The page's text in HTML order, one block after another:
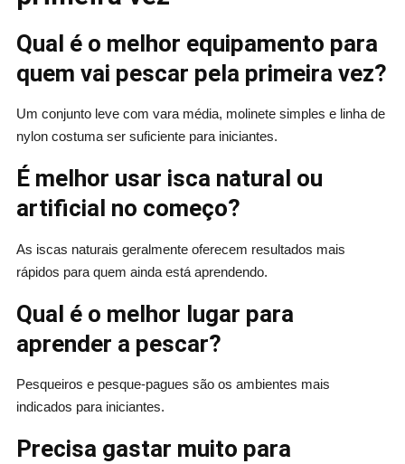
Qual é o melhor equipamento para
quem vai pescar pela primeira vez?
Um conjunto leve com vara média, molinete simples e linha de
nylon costuma ser suficiente para iniciantes.
É melhor usar isca natural ou
artificial no começo?
As iscas naturais geralmente oferecem resultados mais
rápidos para quem ainda está aprendendo.
Qual é o melhor lugar para
aprender a pescar?
Pesqueiros e pesque-pagues são os ambientes mais
indicados para iniciantes.
Precisa gastar muito para